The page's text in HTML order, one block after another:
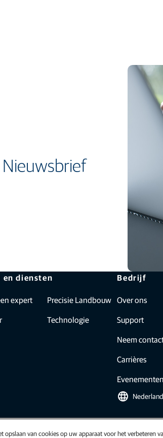
en diensten
expert
Precisie Landbouw
Technologie
Bedrijf
Over ons
Support
Neem
Carrières
Evenementen
language Nederland
opslaan van cookies op uw apparaat voor het verbeteren